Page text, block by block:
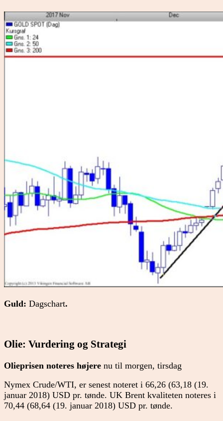
Guld: Dagschart.
Olie: Vurdering og Strategi
Olieprisen noteres højere nu til morgen, tirsdag
Nymex Crude/WTI, er senest noteret i 66,26 (63,18 (19.
januar 2018) USD pr. tønde. UK Brent kvaliteten noteres i
70,44 (68,64 (19. januar 2018) USD pr. tønde.